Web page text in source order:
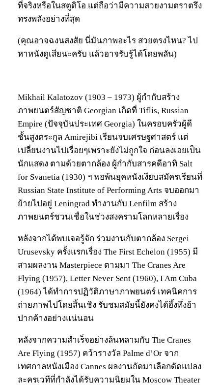
ที่จริงหรือในสตูดิโอ แต่ถือว่ามีความสวยงามตราตรึง
ทรงพลังอย่างที่สุด
(คุณอาจฉงนสงสัย นี่มันภาพอะไร สวยตรงไหน? ไป
หาหนังดูเสียนะครับ แล้วอาจรับรู้ได้โดยพลัน)
Mikhail Kalatozov (1903 – 1973) ผู้กำกับสร้าง
ภาพยนตร์สัญชาติ Georgian เกิดที่ Tiflis, Russian
Empire (ปัจจุบันประเทศ Georgia) ในครอบครัวผู้ดี
ชั้นสูงตระกูล Amirejibi เรียนจบเศรษฐศาสตร์ แต่
เปลี่ยนงานไปเรื่อยๆเพราะยังไม่ถูกใจ ก่อนลงเอยเป็น
นักแสดง ตามด้วยตากล้อง ผู้กำกับสารคดีอาทิ Salt
for Svanetia (1930) ฯ พอพ้นยุคหนังเงียบสมัครเรียนที่
Russian State Institute of Performing Arts จบออกมา
ย้ายไปอยู่ Leningrad ทำงานกับ Lenfilm สร้าง
ภาพยนตร์ชวนเชื่อในช่วงสงครามโลกหลายเรื่อง
หลังจากได้พบเจอรู้จัก ร่วมงานกับตากล้อง Sergei
Urusevsky ครั้งแรกเรื่อง The First Echelon (1955) มี
สามผลงาน Masterpiece ตามมา The Cranes Are
Flying (1957), Letter Never Sent (1960), I Am Cuba
(1964) ได้ทำการปฏิวัติภาษาภาพยนตร์ เทคนิคการ
ถ่ายภาพไปโดยสิ้นเชิง รับชมสมัยนี้ยังคงได้อึ้งทึ่งอ้า
ปากค้างอย่างแน่นอน
หลังจากความสำเร็จอย่างล้นหลามกับ The Cranes
Are Flying (1957) คว้ารางวัล Palme d’Or จาก
เทศกาลหนังเมือง Cannes ผลงานถัดมาเลือกดัดแปลง
ละครเวทีที่กำลังได้รับความนิยมใน Moscow Theater